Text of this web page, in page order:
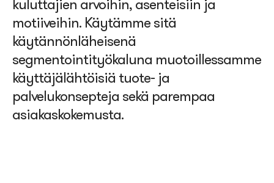
kuluttajien arvoihin, asenteisiin ja
motiiveihin. Käytämme sitä
käytännönläheisenä
segmentointityökaluna muotoillessamme
käyttäjälähtöisiä tuote- ja
palvelukonsepteja sekä parempaa
asiakaskokemusta.